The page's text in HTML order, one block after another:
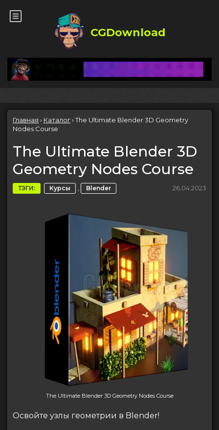
CGDownload
Главная › Каталог›The Ultimate Blender 3D Geometry
Nodes Course
The Ultimate Blender 3D
Geometry Nodes Course
ТЭГИ: Курсы , Blender 26.04.2023
The Ultimate Blender 3D Geometry Nodes Course
Освойте узлы геометрии в Blender!